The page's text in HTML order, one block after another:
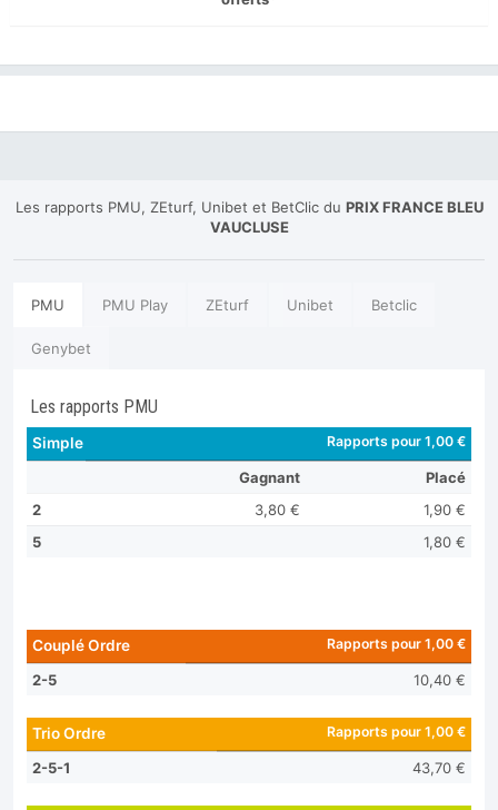
Les rapports PMU, ZEturf, Unibet et BetClic du PRIX FRANCE BLEU
VAUCLUSE
PMU PMU Play ZEturf Unibet Betclic
Genybet
Les rapports PMU
Simple Rapports pour 1,00 €
Gagnant
Placé
2
3,80 €
1,90 €
5
1,80 €
Couplé Ordre Rapports pour 1,00 €
2-5 10,40 €
Trio Ordre Rapports pour 1,00 €
2-5-1 43,70 €